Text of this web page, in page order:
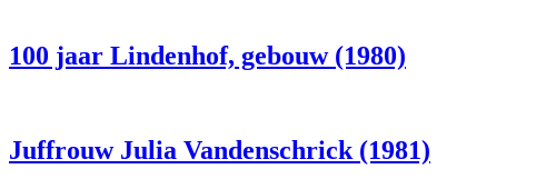
100 jaar Lindenhof, gebouw (1980)
Juffrouw Julia Vandenschrick (1981)